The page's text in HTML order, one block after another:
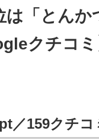
「とんか
クチコミ
／159クチコ